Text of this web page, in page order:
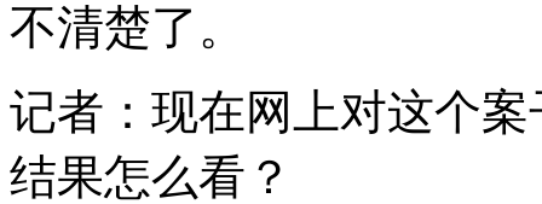
不清楚了。
记者：现在网上对这个
结果怎么看？